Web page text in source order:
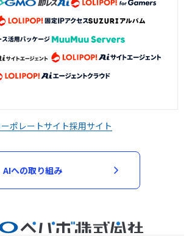
ポレートサイト採用サイト
AIへの取り組み